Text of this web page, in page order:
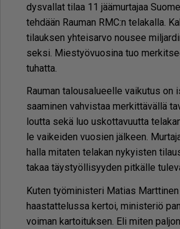
dys­val­lat ti­laa 11 jää­mur­ta­jaa
teh­dään Rau­man RMC:n te­la­kal­la.
ti­lauk­sen yh­tei­sar­vo nou­see
sek­si. Mies­työ­vuo­si­na tuo
tu­hat­ta.
Rau­man ta­lou­sa­lu­eel­le vai­ku­tus on
saa­mi­nen vah­vis­taa mer­kit­tä­väl­lä
lout­ta sekä luo us­kot­ta­vuut­ta
le vai­kei­den vuo­sien jäl­keen.
hal­la mi­ta­ten te­la­kan ny­kyis­ten
ta­kaa täys­työl­li­syy­den pit­käl­le
Ku­ten työ­mi­nis­te­ri Ma­ti­as
haas­tat­te­lus­sa ker­toi, mi­nis­te­riö
voi­man kar­toi­tuk­sen. Eli mi­ten